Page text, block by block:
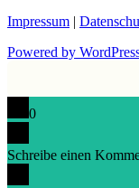
Impressum |
Powered by
0
Schreibe einen